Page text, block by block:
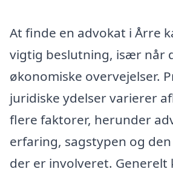
At finde en advokat i Årre
vigtig beslutning, især når
økonomiske overvejelser.
juridiske ydelser varierer
flere faktorer, herunder
erfaring, sagstypen og
der er involveret. Generelt